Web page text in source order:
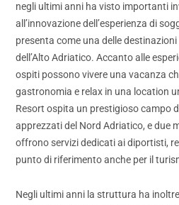
negli ultimi anni ha visto importanti
all’innovazione dell’esperienza di
presenta come una delle
dell’Alto Adriatico. Accanto alle
ospiti possono vivere una vacanza
gastronomia e relax in una location
Resort ospita un prestigioso campo
apprezzati del Nord Adriatico, e due
offrono servizi dedicati ai diportisti,
punto di riferimento anche per il
Negli ultimi anni la struttura ha